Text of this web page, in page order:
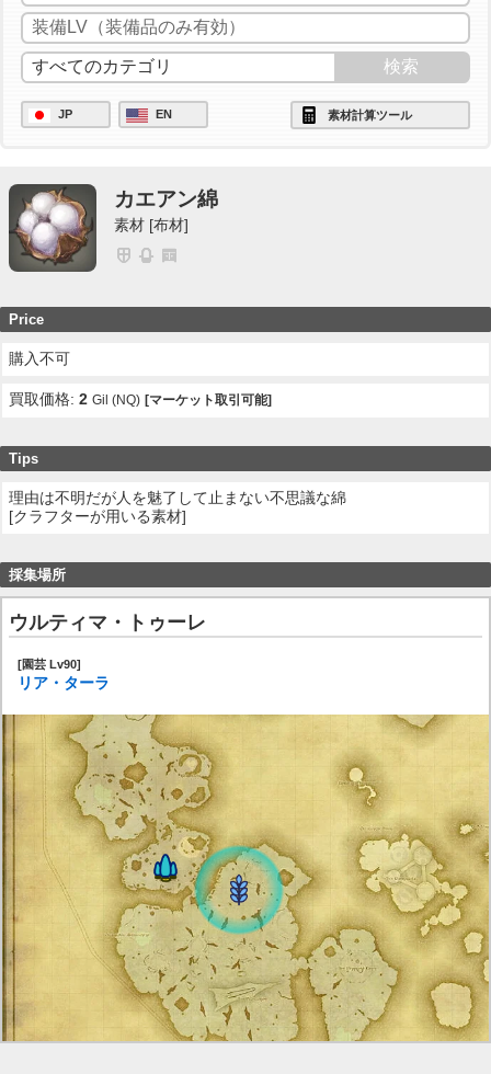
JP EN 素材計算ツール
カエアン綿
素材 [布材]
Price
購入不可
買取価格:2 Gil (NQ) [マーケット取引可能]
Tips
理由は不明だが人を魅了して止まない不思議な綿
[クラフターが用いる素材]
採集場所
ウルティマ・トゥーレ
[園芸 Lv90]
リア・ターラ